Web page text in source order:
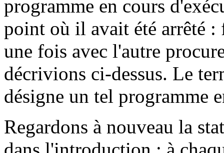
programme en cours
point où il avait été arrêté :
une fois avec l'autre
décrivions ci-dessus. Le
désigne un tel programme
Regardons à nouveau la